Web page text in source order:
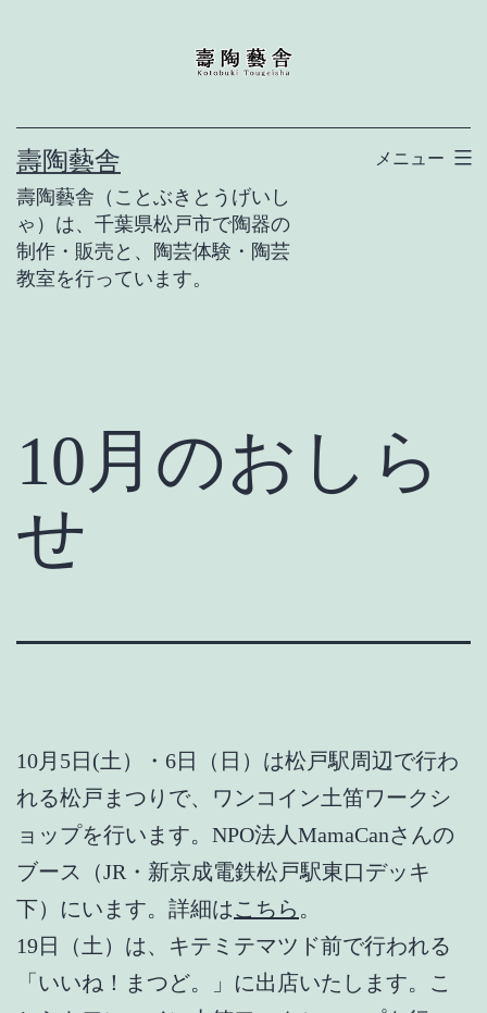
ン
ツ
へ
ス
キ
壽陶藝舎
壽陶藝舎（ことぶきとうげいし
ゃ）は、千葉県松戸市で陶器の
制作・販売と、陶芸体験・陶芸
教室を行っています。
メニュー
10月のおしら
せ
10月5日(土）・6日（日）は松戸駅周辺で行わ
れる松戸まつりで、ワンコイン土笛ワークシ
ョップを行います。NPO法人MamaCanさんの
ブース（JR・新京成電鉄松戸駅東口デッキ
下）にいます。詳細はこちら 。
19日（土）は、キテミテマツド前で行われる
「いいね！まつど。」に出店いたします。こ